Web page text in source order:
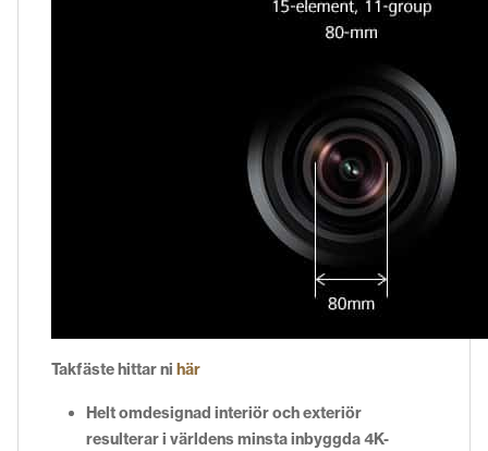
Takfäste hittar ni här
Helt omdesignad interiör och exteriör
resulterar i världens minsta inbyggda 4K-